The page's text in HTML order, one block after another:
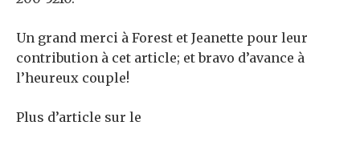
Un grand merci à Forest et Jeanette pour leur
contribution à cet article; et bravo d’avance à
l’heureux couple!
Plus d’article sur le